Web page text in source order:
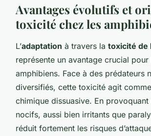
Avantages évolutifs et
toxicité chez les
L’adaptation à travers la toxicité de
représente un avantage crucial
amphibiens. Face à des prédateurs
diversifiés, cette toxicité agit
chimique dissuasive. En
nocifs, aussi bien irritants que
réduit fortement les risques